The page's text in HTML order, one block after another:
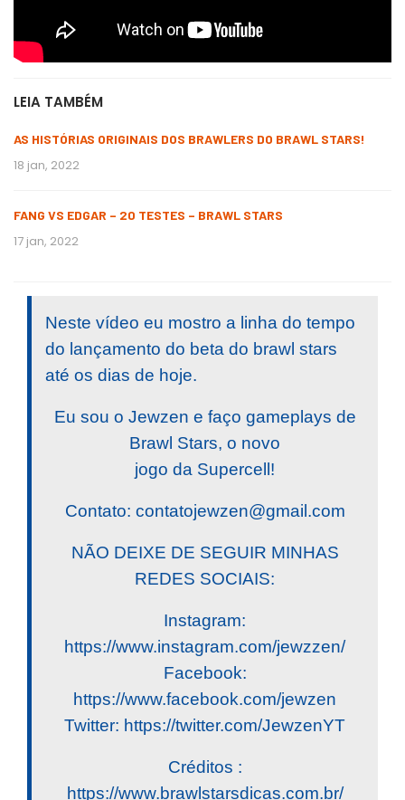
LEIA TAMBÉM
AS HISTÓRIAS ORIGINAIS DOS BRAWLERS DO BRAWL STARS!
18 jan, 2022
FANG VS EDGAR – 20 TESTES – BRAWL STARS
17 jan, 2022
Neste vídeo eu mostro a linha do tempo
do lançamento do beta do brawl stars
até os dias de hoje.
Eu sou o Jewzen e faço gameplays de
Brawl Stars, o novo
jogo da Supercell!
Contato: contatojewzen@gmail.com
NÃO DEIXE DE SEGUIR MINHAS
REDES SOCIAIS:
Instagram:
https://www.instagram.com/jewzzen/
Facebook:
https://www.facebook.com/jewzen
Twitter: https://twitter.com/JewzenYT
Créditos :
https://www.brawlstarsdicas.com.br/